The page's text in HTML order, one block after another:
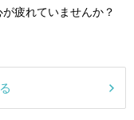
疲れていませんか？